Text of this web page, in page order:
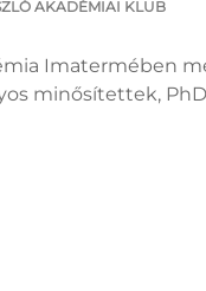
AKADÉMIAI KLUB
Imatermében
minősítettek,